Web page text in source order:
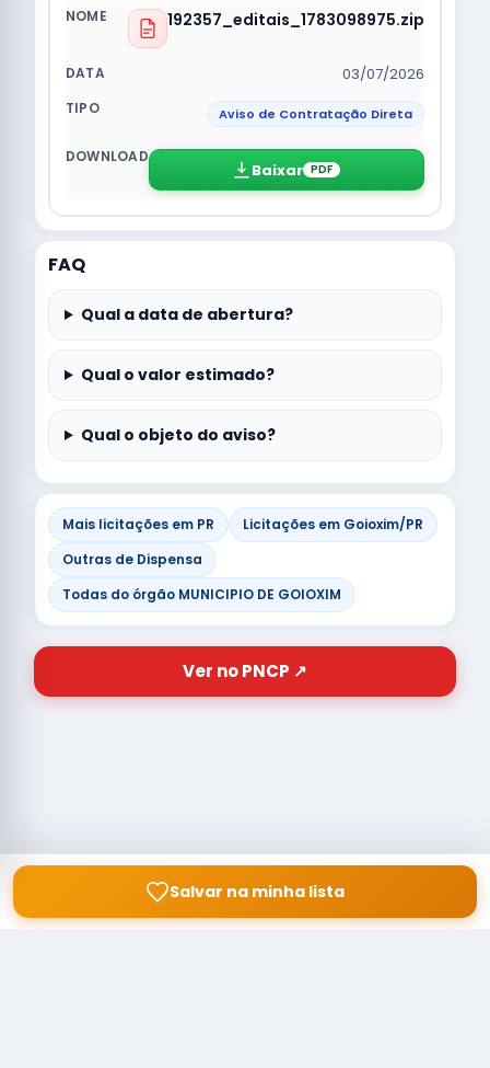
192357_editais_1783098975.zip
03/07/2026
Aviso de Contratação Direta
Baixar PDF
FAQ
Qual a data de abertura?
Qual o valor estimado?
Qual o objeto do aviso?
Mais licitações em PR
Licitações em Goioxim/PR
Outras de Dispensa
Todas do órgão MUNICIPIO DE GOIOXIM
Ver no PNCP ↗
Salvar na minha lista